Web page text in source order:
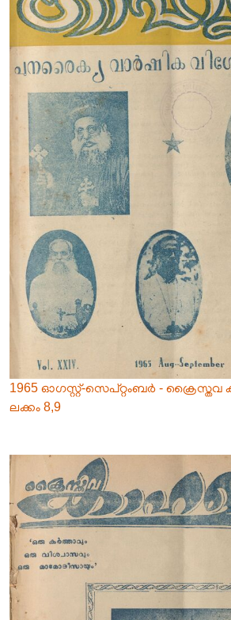
1965 ഓഗസ്റ്റ്-സെപ്റ്റംബർ - ക്രൈസ്തവ
ലക്കം 8,9